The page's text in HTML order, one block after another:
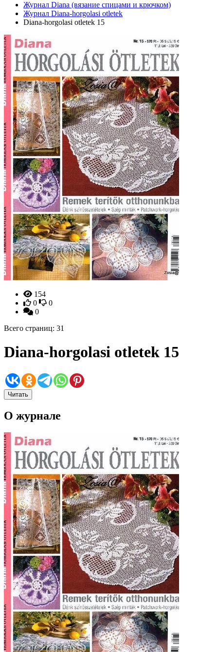
Журнал Diana (вязание спицами и крючком)
Журнал Diana-horgolasi otletek
Diana-horgolasi otletek 15
154
0
0
0
Всего страниц: 31
Diana-horgolasi otletek 15
Читать
О журнале